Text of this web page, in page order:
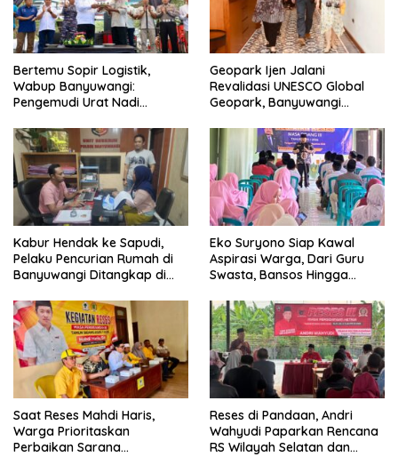
Bertemu Sopir Logistik,
Wabup Banyuwangi:
Pengemudi Urat Nadi
Geopark Ijen Jalani
Revalidasi UNESCO Global
Geopark, Banyuwangi
Warisan Dunia
Kabur Hendak ke Sapudi,
Pelaku Pencurian Rumah di
Banyuwangi Ditangkap di
Eko Suryono Siap Kawal
Aspirasi Warga, Dari Guru
Swasta, Bansos Hingga
Saat Reses Mahdi Haris,
Warga Prioritaskan
Perbaikan Sarana
Reses di Pandaan, Andri
Wahyudi Paparkan Rencana
RS Wilayah Selatan dan